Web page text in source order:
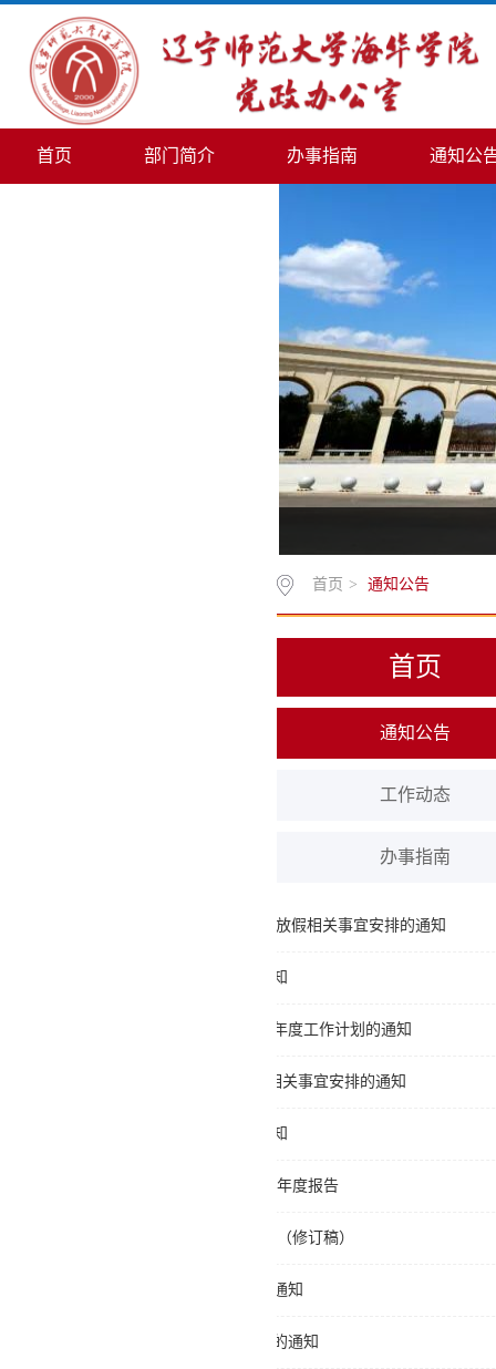
首页 部门简介 办事指南 通知公
首页 > 通知公告
首页
通知公告
工作动态
办事指南
关于 2025-2026 学年度第二学期假前及 放假相关事宜安排的通知
关于组织参加2026年考研送考活动的通知
关于做好2025年度工作总结及制定2026年度工作计划的通知
关于2025-2026学年度第一学期 放假及相关事宜安排的通知
关于追溯征集全校各部门档案工作的通知
辽宁师范大学海华学院 2025年信息公开年度报告
辽宁师范大学海华学院差旅费管理 办法（修订稿）
关于2025年西校区暖气系统上水试压的通知
关于西校区内部道路机动车辆限时通行的通知